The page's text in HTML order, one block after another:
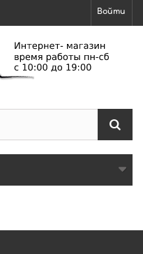
Войти